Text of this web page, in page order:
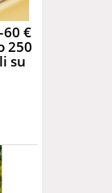
€
250
su